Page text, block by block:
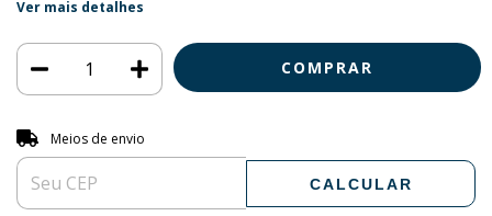
Ver mais detalhes
Entregas para o CEP:
Meios de envio
CALCULAR